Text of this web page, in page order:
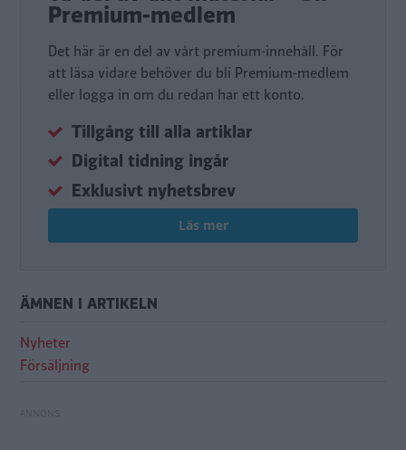
Premium-medlem
Det här är en del av vårt premium-innehåll. För
att läsa vidare behöver du bli Premium-medlem
eller logga in om du redan har ett konto.
Tillgång till alla artiklar
Digital tidning ingår
Exklusivt nyhetsbrev
Läs mer
ÄMNEN I ARTIKELN
Nyheter
Försäljning